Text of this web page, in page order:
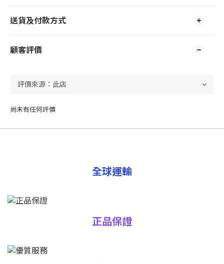
送貨及付款方式
顧客評價
尚未有任何評價
全球運輸
正品保證